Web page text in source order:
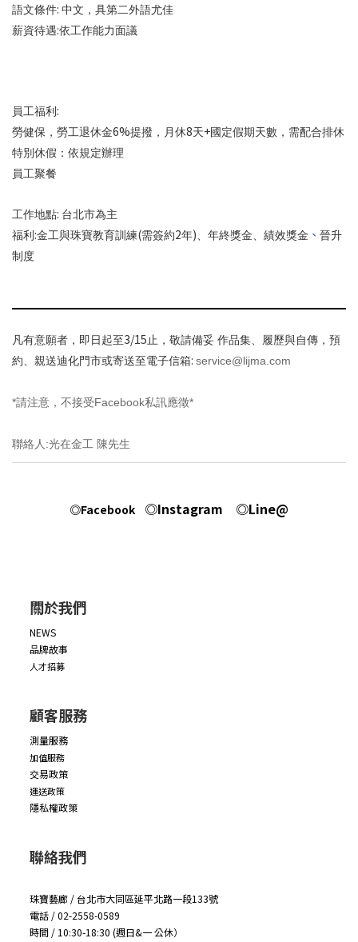
語文條件: 中文，具第二外語尤佳
薪資待遇:依工作能力面議
員工福利 :
勞健保，勞工退休金6%提撥，月休8天+國定假期天數，需配合排休
特別休假：依規定辦理
員工聚餐
工作地點: 台北市為主
福利 :金工與珠寶教育訓練(需簽約2年)、年終獎金、績效獎金 、 晉升
制度
凡有意願者，即日起至3/15 止，敬請備妥 作品集、履歷與自傳，預
約、親送迪化門市或寄送至電子信箱: service@lijma.com
*請注意，不接受Facebook私訊應徵*
聯絡人 :光在金工 陳先生
◎Facebook ◎Instagram ◎Line@
關於我們
NEWS
品牌故事
人才招募
顧客服務
測量服務
加值服務
交易政策
運送政策
隱私權政策
聯絡我們
珠寶藝廊 / 台北市大同區延平北路一段133號
電話 / 02-2558-0589
時間 / 10:30-18:30 (週日&一 公休）